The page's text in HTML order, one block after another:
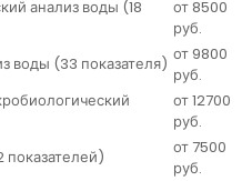
анализ воды (18
от 8500
руб.
воды (33 показателя) от 9800
руб.
от 12700
руб.
показателей)
от 7500
руб.